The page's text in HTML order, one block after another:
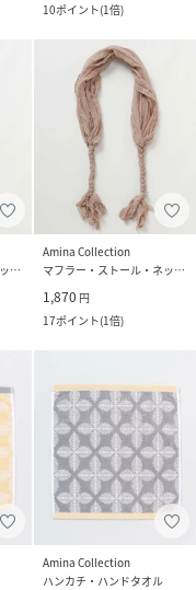
10ポイント(1倍)
マフラー・ストール・ネックウォーマー
Amina Collection
マフラー・ストール・ネックウォーマー
1,870 円
17ポイント(1倍)
Amina Collection
ハンカチ・ハンドタオル